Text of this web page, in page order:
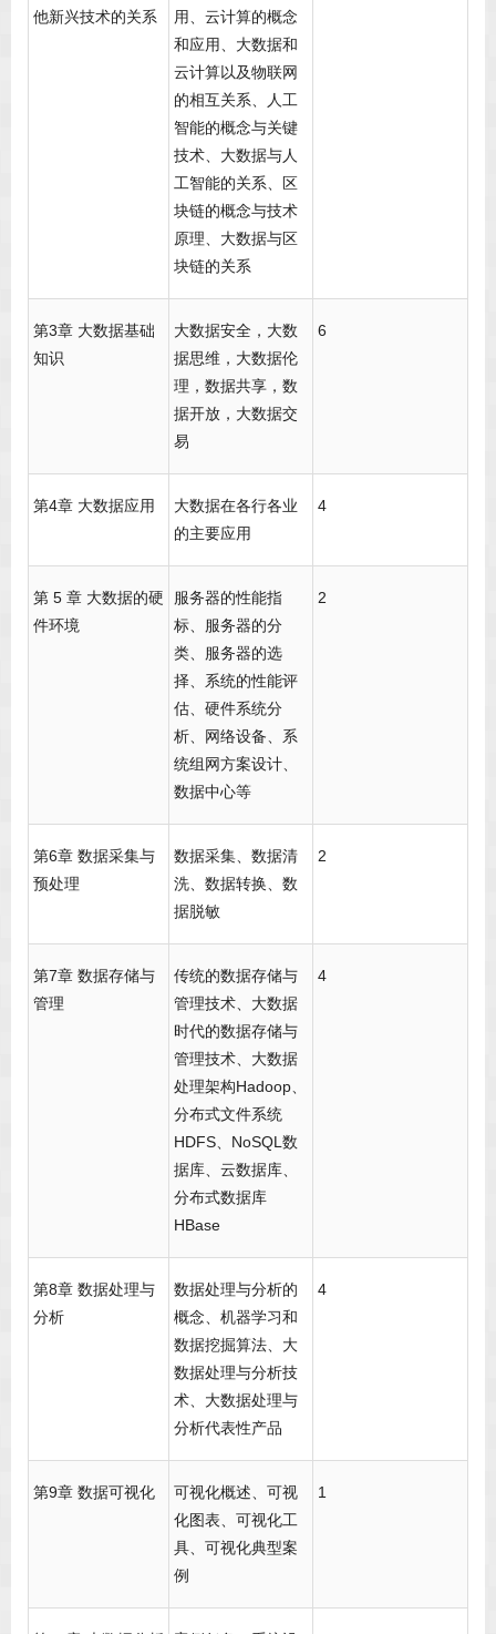
他新兴技术的关系
用、云计算的概念
和应用、大数据和
云计算以及物联网
的相互关系、人工
智能的概念与关键
技术、大数据与人
工智能的关系、区
块链的概念与技术
原理、大数据与区
块链的关系
第3章 大数据基础
知识
大数据安全，大数
据思维，大数据伦
理，数据共享，数
据开放，大数据交
易
6
第4章 大数据应用
大数据在各行各业
的主要应用
4
第 5 章 大数据的硬
件环境
服务器的性能指
标、服务器的分
类、服务器的选
择、系统的性能评
估、硬件系统分
析、网络设备、系
统组网方案设计、
数据中心等
2
第6章 数据采集与
预处理
数据采集、数据清
洗、数据转换、数
据脱敏
2
第7章 数据存储与
管理
传统的数据存储与
管理技术、大数据
时代的数据存储与
管理技术、大数据
处理架构Hadoop、
分布式文件系统
HDFS、NoSQL数
据库、云数据库、
分布式数据库
HBase
4
第8章 数据处理与
分析
数据处理与分析的
概念、机器学习和
数据挖掘算法、大
数据处理与分析技
术、大数据处理与
分析代表性产品
4
第9章 数据可视化
可视化概述、可视
化图表、可视化工
具、可视化典型案
例
1